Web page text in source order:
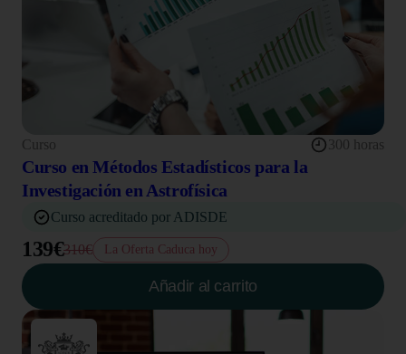
Curso 300 horas
Curso en Métodos Estadísticos para la
Investigación en Astrofísica
Curso acreditado por ADISDE
139€310€ La Oferta Caduca hoy
Añadir al carrito